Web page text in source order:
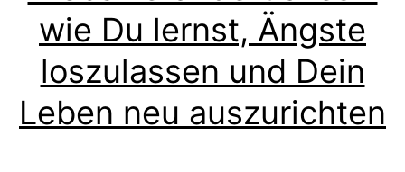
wie Du lernst, Ängste
loszulassen und Dein
Leben neu auszurichten